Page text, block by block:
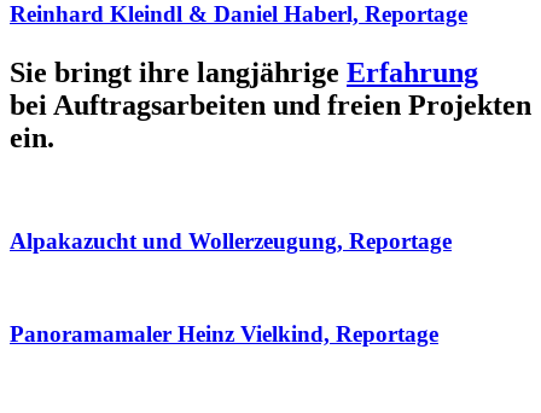
Reinhard Kleindl & Daniel Haberl, Reportage
Sie bringt ihre langjährige Erfahrung
bei Auftragsarbeiten und freien Projekten
ein.
Alpakazucht und Wollerzeugung, Reportage
Panoramamaler Heinz Vielkind, Reportage